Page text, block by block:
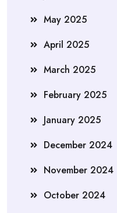
May 2025
April 2025
March 2025
February 2025
January 2025
December 2024
November 2024
October 2024